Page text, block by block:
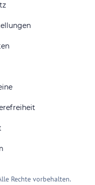
Rechte vorbehalten.